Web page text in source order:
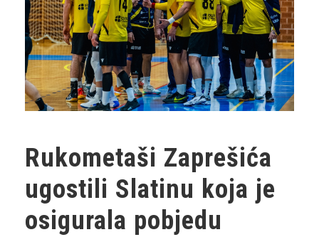
Rukometaši Zaprešića
ugostili Slatinu koja je
osigurala pobjedu